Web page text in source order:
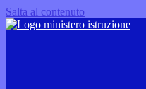
Salta al contenuto